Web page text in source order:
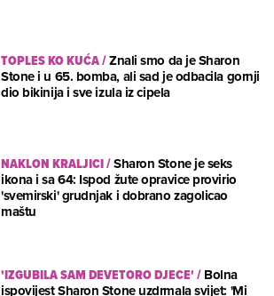
TOPLES KO KUĆA/Znali smo da je Sharon
Stone i u 65. bomba, ali sad je odbacila gornji
dio bikinija i sve izula iz cipela
NAKLON KRALJICI/Sharon Stone je seks
ikona i sa 64: Ispod žute opravice provirio
'svemirski' grudnjak i dobrano zagolicao
maštu
'IZGUBILA SAM DEVETORO DJECE'/Bolna
ispovijest Sharon Stone uzdrmala svijet: 'Mi